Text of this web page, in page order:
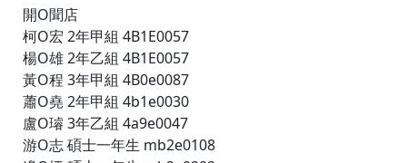
開O聞店
柯O宏 2年甲組 4B1E0057
楊O雄 2年乙組 4B1E0057
黃O程 3年甲組 4B0e0087
蕭O堯 2年甲組 4b1e0030
盧O璿 3年乙組 4a9e0047
游O志 碩士一年生 mb2e0108